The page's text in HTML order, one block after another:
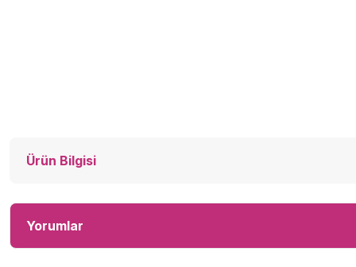
Ürün Bilgisi
Yorumlar